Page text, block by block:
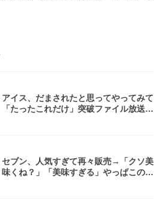
アイス、だまされたと思ってやってみて
「たったこれだけ」突破ファイル放送で
セブン、人気すぎて再々販売→「クソ美
味くね？」「美味すぎる」やっぱこのク